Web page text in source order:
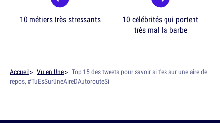
10 métiers très stressants
10 célébrités qui portent
très mal la barbe
Accueil Vu en Une
Top 15 des tweets pour savoir si t'es sur une aire de
repos, #TuEsSurUneAireDAutorouteSi